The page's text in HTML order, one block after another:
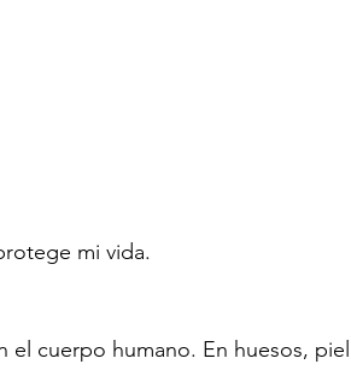
mi vida.
el cuerpo humano. En huesos,